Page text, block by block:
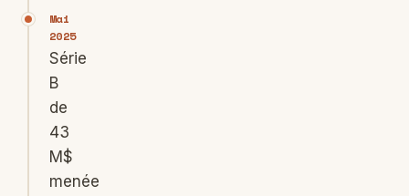
Mai
2025
Série
B
de
43
M$
menée